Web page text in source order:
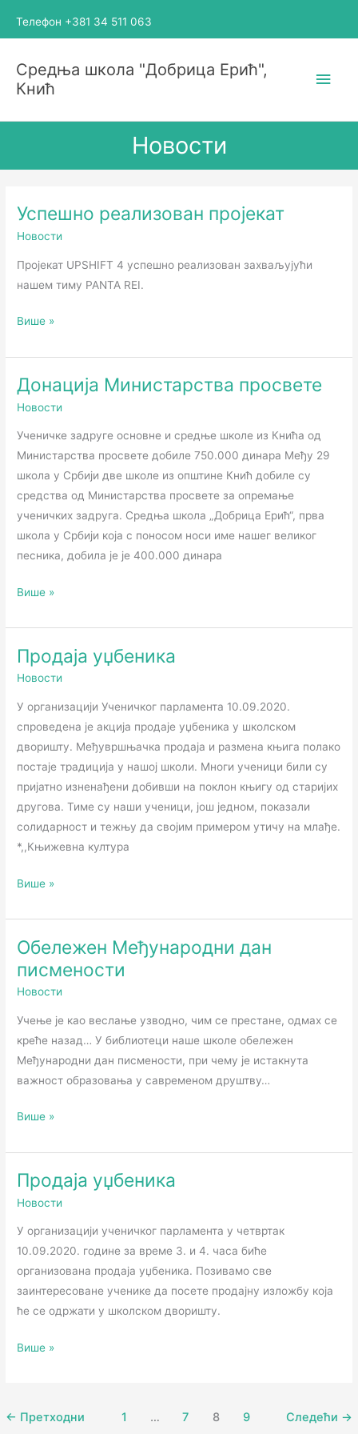
Телефон +381 34 511 063
Средња школа "Добрица Ерић",
Кнић
Новости
Успешно реализован пројекат
Новости
Пројекат UPSHIFT 4 успешно реализован захваљујући
нашем тиму PANTA REI.
Успешно
реализован
Више »
Донација Министарства просвете
Новости
Ученичке задруге основне и средње школе из Кнића од
Министарства просвете добиле 750.000 динара Mеђу 29
школа у Србији две школе из општине Кнић добиле су
средства од Министарства просвете за опремање
ученичких задруга. Средња школа „Добрица Ерић“, прва
школа у Србији која с поносом носи име нашег великог
песника, добила је је 400.000 динара
Донација
Министарства
Више »
Продаја уџбеника
Новости
У организацији Ученичког парламента 10.09.2020.
спроведена је акција продаје уџбеника у школском
дворишту. Међувршњачка продаја и размена књига полако
постаје традиција у нашој школи. Многи ученици били су
пријатно изненађени добивши на поклон књигу од старијих
другова. Тиме су наши ученици, још једном, показали
солидарност и тежњу да својим примером утичу на млађе.
*,,Књижевна култура
Продаја
уџбеника
Више »
Обележен Међународни дан
писмености
Новости
Учење је као веслање узводно, чим се престане, одмах се
креће назад… У библиотеци наше школе обележен
Међународни дан писмености, при чему је истакнута
важност образовања у савременом друштву…
Обележен
Међународни
дан
Више »
Продаја уџбеника
Новости
У организацији ученичког парламента у четвртак
10.09.2020. године за време 3. и 4. часа биће
организована продаја уџбеника. Позивамо све
заинтересоване ученике да посете продајну изложбу која
ће се одржати у школском дворишту.
Продаја
уџбеника
Више »
← Претходни 1 … 7 8 9 Следећи →